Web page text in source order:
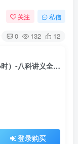
关注 私信
0 132 12
2025齐贤法考-客观题考前聚焦（考前三小时）-八科讲义全+视频更新中
登录购买